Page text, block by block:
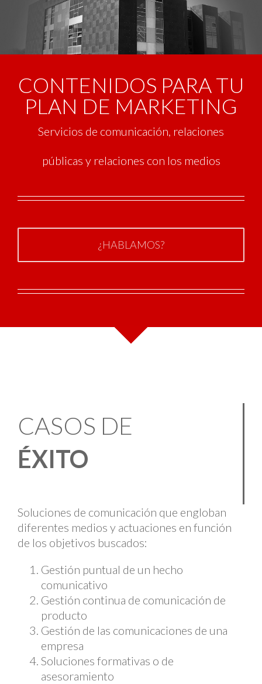
CONTENIDOS PARA TU
PLAN DE MARKETING
Servicios de comunicación, relaciones
públicas y relaciones con los medios
¿HABLAMOS?
CASOS DE
ÉXITO
Soluciones de comunicación que engloban
diferentes medios y actuaciones en función
de los objetivos buscados:
Gestión puntual de un hecho
comunicativo
Gestión continua de comunicación de
producto
Gestión de las comunicaciones de una
empresa
Soluciones formativas o de
asesoramiento